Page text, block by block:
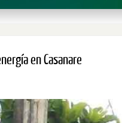
en Casanare